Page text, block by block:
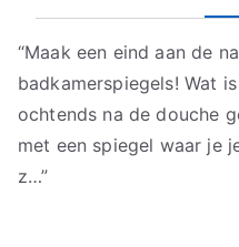
“Maak een eind aan de
badkamerspiegels! Wat
ochtends na de douche
met een spiegel waar je
z…”